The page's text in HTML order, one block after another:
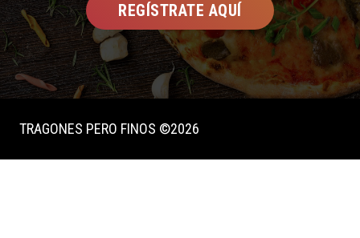
REGÍSTRATE AQUÍ
TRAGONES PERO FINOS ©2026